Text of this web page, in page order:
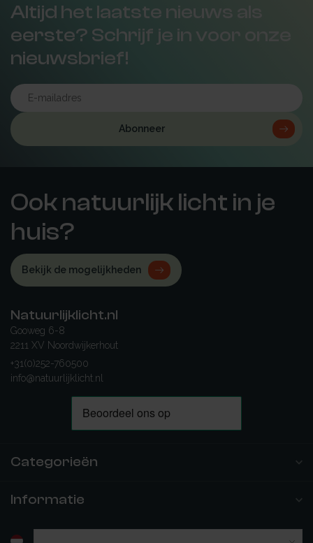
Altijd het laatste nieuws als
eerste? Schrijf je in voor onze
nieuwsbrief!
Abonneer
Ook natuurlijk licht in je
huis?
Bekijk de mogelijkheden
Natuurlijklicht.nl
Gooweg 6-8
2211 XV Noordwijkerhout
+31(0)252-760500
info@natuurlijklicht.nl
Categorieën
Informatie